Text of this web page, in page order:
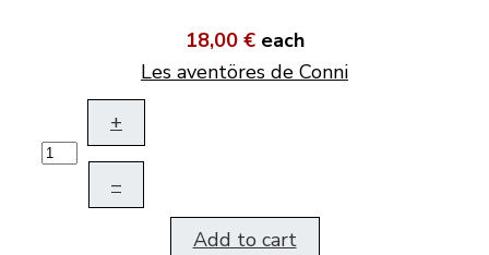
18,00 € each
Les aventöres de Conni
+
–
Add to cart